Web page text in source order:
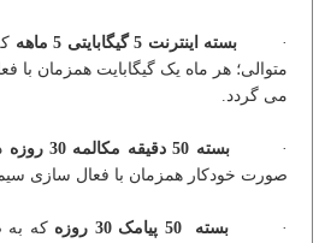
· بسته اینترنت 5 گیگابایتی 5 ماهه
متوالی؛ هر ماه یک گیگابایت همزمان
می گردد.
·بسته 50 دقیقه مکالمه 30 روزه
صورت خودکار همزمان با فعال سازی
·بسته 50 پیامک 30 روزه
که به